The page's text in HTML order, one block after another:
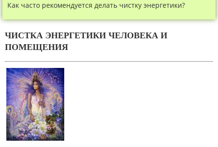
Как часто рекомендуется делать чистку энергетики?
ЧИСТКА ЭНЕРГЕТИКИ ЧЕЛОВЕКА И
ПОМЕЩЕНИЯ